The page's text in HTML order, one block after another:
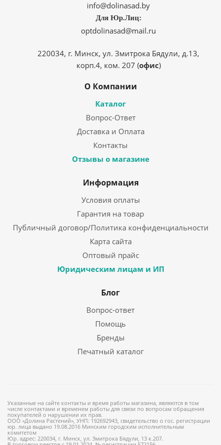
info@dolinasad.by
Для Юр.Лиц:
optdolinasad@mail.ru
220034, г. Минск, ул. Змитрока Бядули, д.13,
корп.4, ком. 207 (офис)
О Компании
Каталог
Вопрос-Ответ
Доставка и Оплата
Контакты
Отзывы о магазине
Информация
Условия оплаты
Гарантия на товар
Публичный договор/Политика конфиденциальности
Карта сайта
Оптовый прайс
Юридическим лицам и ИП
Блог
Вопрос-ответ
Помощь
Бренды
Печатный каталог
Указанные на сайте контакты и время работы магазина, являются в том
числе контактами и временем работы для связи по вопросам обращения
покупателей о нарушении их прав.
ООО «Долина Растений», УНП: 192692943, свидетельство о гос. регистрации
юр. лица выдано 19.08.2016 Минским городским исполнительным
комитетом
Юр. адрес: 220034, г. Минск, ул. Змитрока Бядули, 13 к.207.